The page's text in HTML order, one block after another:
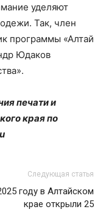
уделяют
Так, член
программы «Алтай
Юдаков
печати и
края по
Следующая статья
году в Алтайском
крае открыли 25